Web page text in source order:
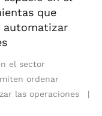
el sector
ordenar
las operaciones